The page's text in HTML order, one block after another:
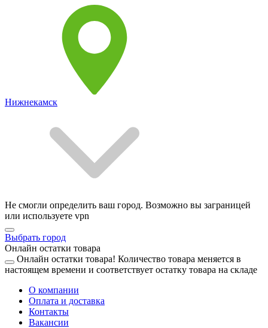
Нижнекамск
Не смогли определить ваш город. Возможно вы заграницей
или используете vpn
Выбрать город
Онлайн остатки товара
Онлайн остатки товара! Количество товара меняется в
настоящем времени и соответствует остатку товара на складе
О компании
Оплата и доставка
Контакты
Вакансии